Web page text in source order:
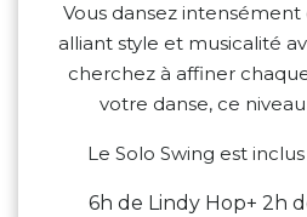
Vous dansez intensément
alliant style et musicalité
cherchez à affiner
votre danse, ce
Le Solo Swing est
6h de Lindy Hop+ 2h